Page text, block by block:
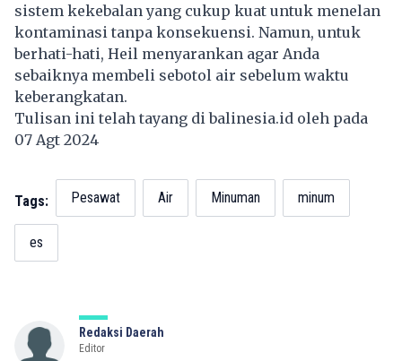
sistem kekebalan yang cukup kuat untuk menelan
kontaminasi tanpa konsekuensi. Namun, untuk
berhati-hati, Heil menyarankan agar Anda
sebaiknya membeli sebotol air sebelum waktu
keberangkatan.
Tulisan ini telah tayang dibalinesia.id oleh pada
07 Agt 2024
Tags: Pesawat Air Minuman minum
es
Redaksi Daerah
Editor